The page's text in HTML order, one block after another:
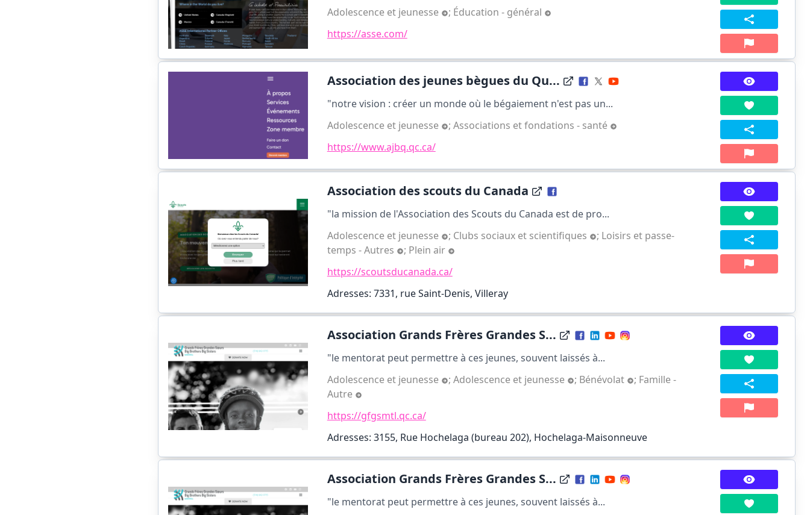
Adolescence et jeunesse
; Éducation - général
https://asse.com/
Association des jeunes bègues du Qu...
"notre vision : créer un monde où le bégaiement n'est pas un...
Adolescence et jeunesse
; Associations et fondations - santé
https://www.ajbq.qc.ca/
Association des scouts du Canada
"la mission de l'Association des Scouts du Canada est de pro...
Adolescence et jeunesse
; Clubs sociaux et scientifiques ; Loisirs et passe-
temps - Autres
; Plein air
https://scoutsducanada.ca/
Adresses: 7331, rue Saint-Denis, Villeray
Association Grands Frères Grandes S...
"le mentorat peut permettre à ces jeunes, souvent laissés à...
Adolescence et jeunesse
; Adolescence et jeunesse ; Bénévolat ; Famille -
Autre
https://gfgsmtl.qc.ca/
Adresses: 3155, Rue Hochelaga (bureau 202), Hochelaga-Maisonneuve
Association Grands Frères Grandes S...
"le mentorat peut permettre à ces jeunes, souvent laissés à...